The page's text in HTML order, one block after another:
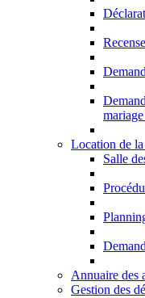
Location de la
Salle
Annuaire des
Gestion des